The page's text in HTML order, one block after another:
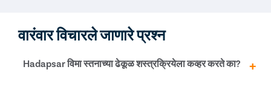
वारंवार विचारले जाणारे प्रश्न
Hadapsar विमा स्तनाच्या ढेकूळ शस्त्रक्रियेला कव्हर करते का?